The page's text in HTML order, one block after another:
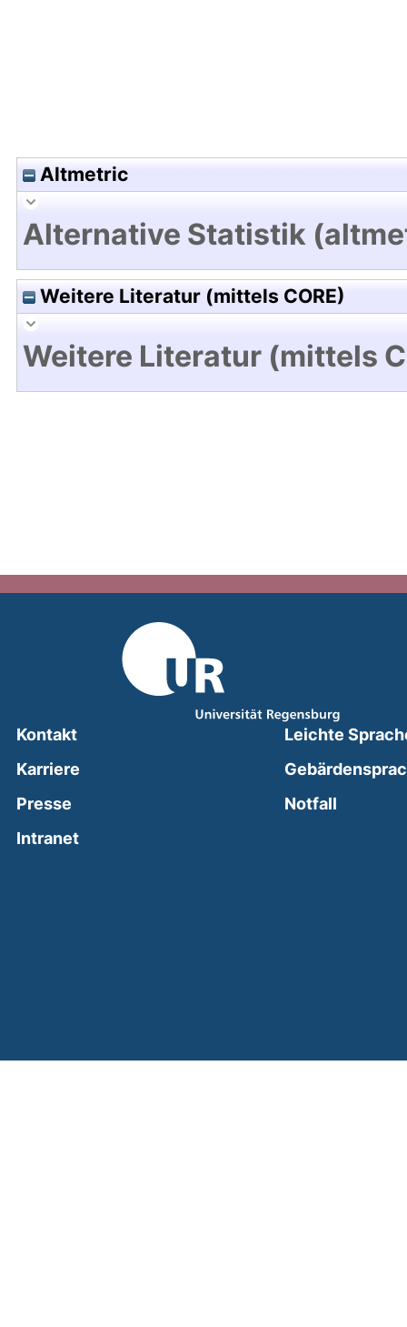
Altmetric
Alternative Statistik
Weitere Literatur (mittels CORE)
Weitere Literatur (mittels
Kontakt
Karriere
Presse
Intranet(external link, opens in a new window)
Leichte
Notfall